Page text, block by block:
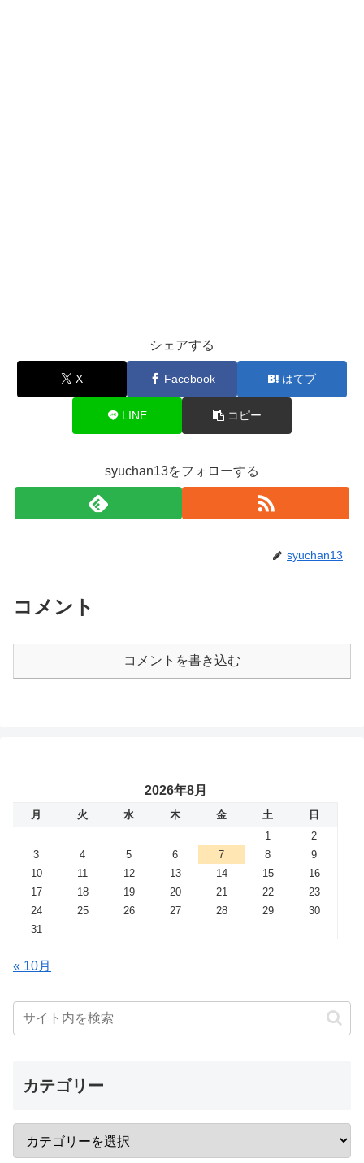
シェアする
X Facebook はてブ
LINE コピー
syuchan13をフォローする
syuchan13
コメント
コメントを書き込む
2026年8月
月 火 水 木 金 土
日
1
2
3
4 5 6 7 8
9
10
11 12 13 14 15
16
17
18 19 20 21 22
23
24
25 26 27 28 29
30
31
« 10月
カテゴリー